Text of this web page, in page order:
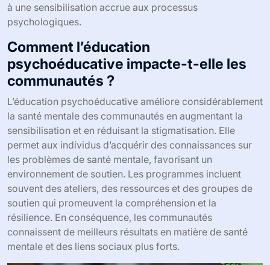
à une sensibilisation accrue aux processus
psychologiques.
Comment l’éducation
psychoéducative impacte-t-elle les
communautés ?
L’éducation psychoéducative améliore considérablement
la santé mentale des communautés en augmentant la
sensibilisation et en réduisant la stigmatisation. Elle
permet aux individus d’acquérir des connaissances sur
les problèmes de santé mentale, favorisant un
environnement de soutien. Les programmes incluent
souvent des ateliers, des ressources et des groupes de
soutien qui promeuvent la compréhension et la
résilience. En conséquence, les communautés
connaissent de meilleurs résultats en matière de santé
mentale et des liens sociaux plus forts.